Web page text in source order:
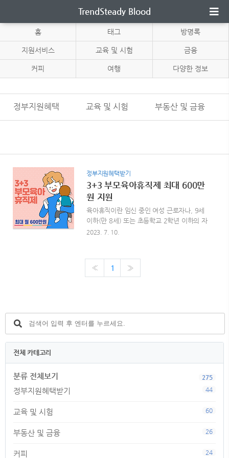
TrendSteady Blood
홈 태그 방명록
지원서비스 교육 및 시험 금융
커피 여행 다양한 정보
정부지원혜택 교육 및 시험 부동산 및 금융
정부지원혜택받기
3+3 부모육아휴직제 최대 600만
원 지원
육아휴직이란 임신 중인 여성 근로자나, 9세
이하(만 8세) 또는 초등학교 2학년 이하의 자
녀가 있는 근로자의 육아부담을 줄이기 위해
며 최대 2회에 나눠서 쓸 수 있음(2명이면 2
년)부모 모두 일을 하고 있다면 한 자녀에 대
하여 사용 가능 2. 지급액 육아 휴직기간(1년
이내)에 대하여 통상임금의 80%(최대: 150
만원/월, 최소 70만원/월)를 지급단, 지급액
중 25%는 휴직기간이 아니라 직장에 복귀한
급 특례 1) 3+3 부모..
2023. 7. 10.
« 1 »
전체 카테고리
분류 전체보기 275
정부지원혜택받기 44
교육 및 시험 60
부동산 및 금융 26
커피 24